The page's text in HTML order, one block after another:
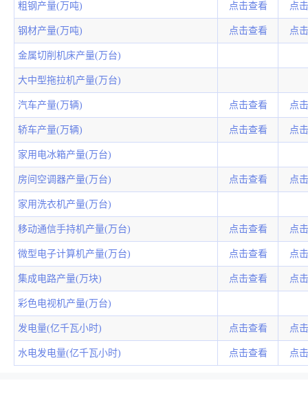
粗钢产量(万吨) 点击查看 点
钢材产量(万吨) 点击查看 点
金属切削机床产量(万台)
大中型拖拉机产量(万台)
汽车产量(万辆) 点击查看 点
轿车产量(万辆) 点击查看 点
家用电冰箱产量(万台)
房间空调器产量(万台) 点击查看 点
家用洗衣机产量(万台)
移动通信手持机产量(万台) 点击查看 点
微型电子计算机产量(万台) 点击查看 点
集成电路产量(万块) 点击查看 点
彩色电视机产量(万台)
发电量(亿千瓦小时) 点击查看 点
水电发电量(亿千瓦小时) 点击查看 点